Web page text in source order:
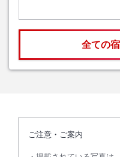
全ての
ご注意・ご案内